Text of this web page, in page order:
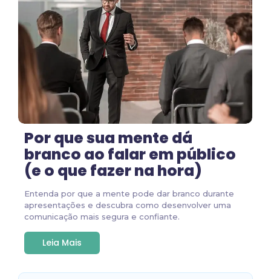
Por que sua mente dá
branco ao falar em público
(e o que fazer na hora)
Entenda por que a mente pode dar branco durante
apresentações e descubra como desenvolver uma
comunicação mais segura e confiante.
Leia Mais